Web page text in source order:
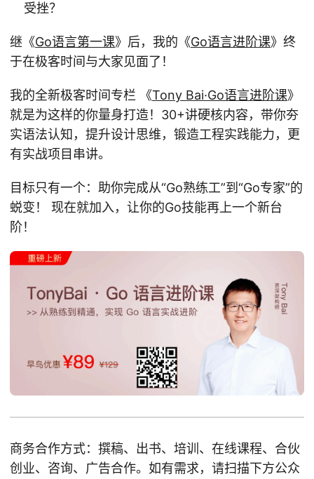
受挫？
继《Go语言第一课》后，我的《Go语言进阶课》终
于在极客时间与大家见面了！
我的全新极客时间专栏 《Tony Bai·Go语言进阶课》
就是为这样的你量身打造！30+讲硬核内容，带你夯
实语法认知，提升设计思维，锻造工程实践能力，更
有实战项目串讲。
目标只有一个：助你完成从“Go熟练工”到“Go专家”的
蜕变！ 现在就加入，让你的Go技能再上一个新台
阶！
商务合作方式：撰稿、出书、培训、在线课程、合伙
创业、咨询、广告合作。如有需求，请扫描下方公众